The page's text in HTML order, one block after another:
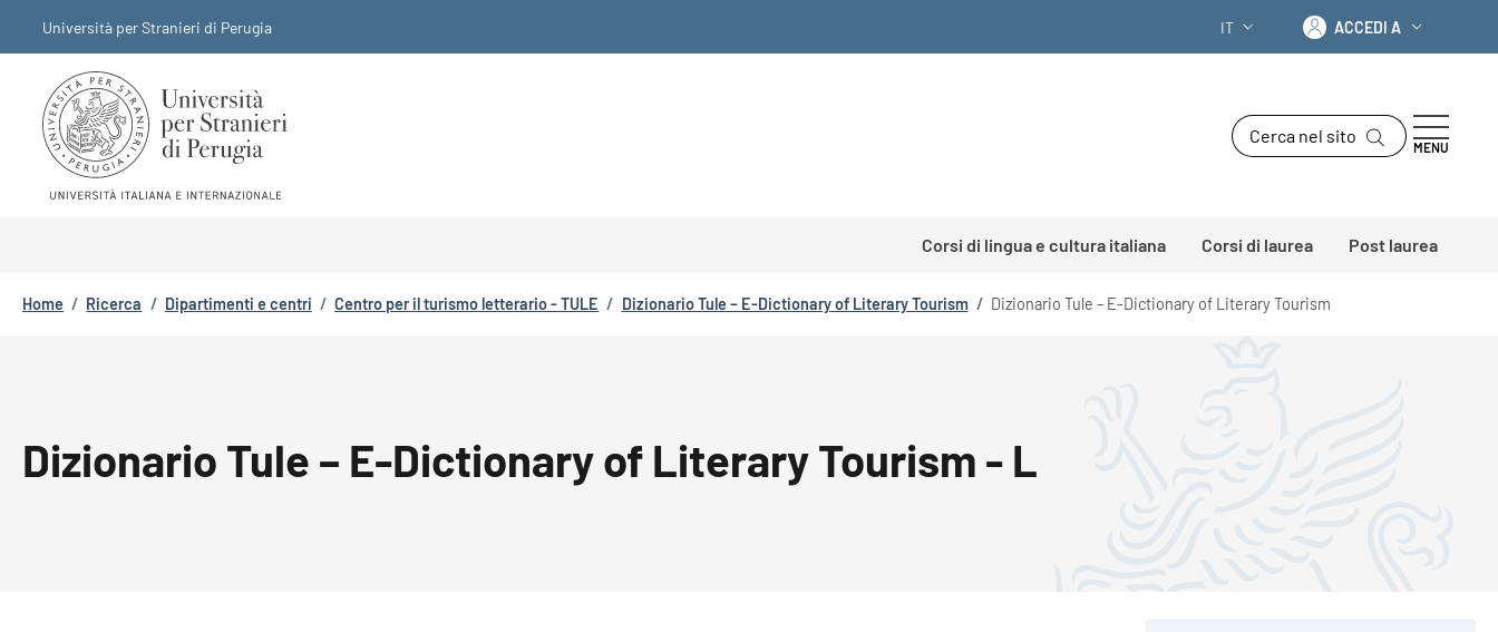
Università per Stranieri di Perugia
SELETTORE LINGUA: CURRENT
IT Accedi a
ACCEDI A
Cerca nel sito
MENU
Corsi di lingua e cultura italiana Corsi di laurea Post laurea
Briciole di pane
Home / Ricerca / Dipartimenti e centri / Centro per il turismo letterario - TULE / Dizionario Tule – E-Dictionary of Literary Tourism / Dizionario Tule – E-Dictionary of Literary Tourism
Dizionario Tule – E-Dictionary of Literary Tourism - L